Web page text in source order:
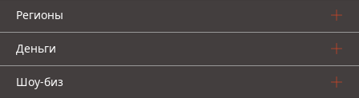
Регионы
Деньги
Шоу-биз